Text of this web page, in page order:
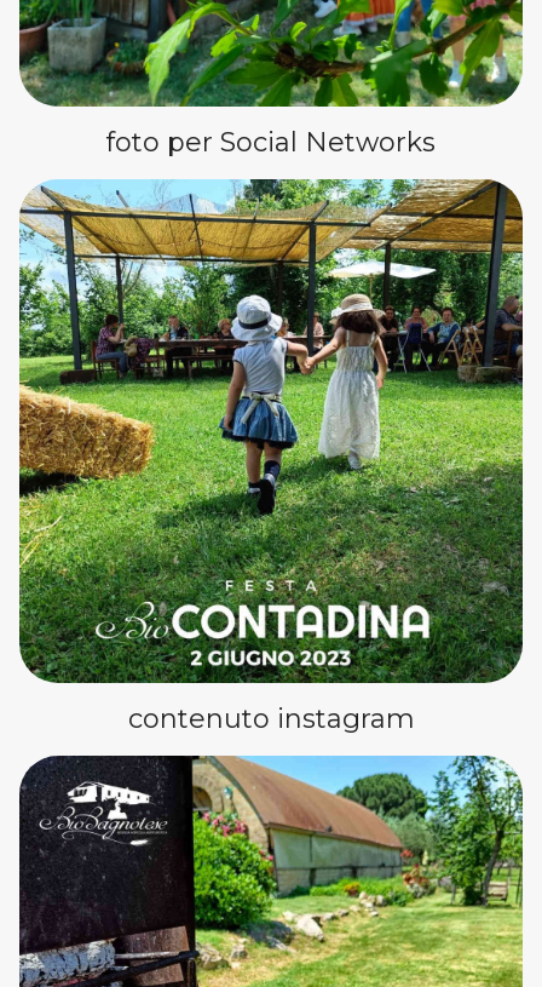
foto per Social Networks
contenuto instagram